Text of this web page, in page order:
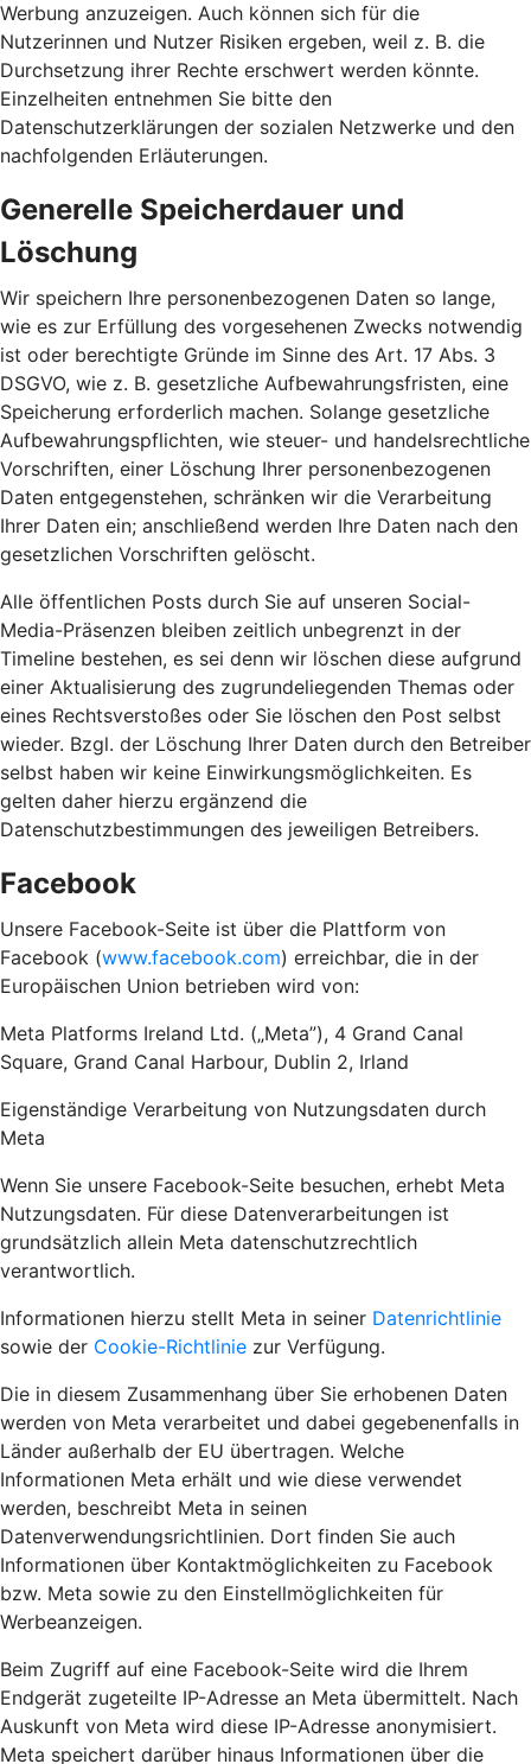
Werbung anzuzeigen. Auch können sich für die
Nutzerinnen und Nutzer Risiken ergeben, weil z. B. die
Durchsetzung ihrer Rechte erschwert werden könnte.
Einzelheiten entnehmen Sie bitte den
Datenschutzerklärungen der sozialen Netzwerke und den
nachfolgenden Erläuterungen.
Generelle Speicherdauer und
Löschung
Wir speichern Ihre personenbezogenen Daten so lange,
wie es zur Erfüllung des vorgesehenen Zwecks notwendig
ist oder berechtigte Gründe im Sinne des Art. 17 Abs. 3
DSGVO, wie z. B. gesetzliche Aufbewahrungsfristen, eine
Speicherung erforderlich machen. Solange gesetzliche
Aufbewahrungspflichten, wie steuer- und handelsrechtliche
Vorschriften, einer Löschung Ihrer personenbezogenen
Daten entgegenstehen, schränken wir die Verarbeitung
Ihrer Daten ein; anschließend werden Ihre Daten nach den
gesetzlichen Vorschriften gelöscht.
Alle öffentlichen Posts durch Sie auf unseren Social-
Media-Präsenzen bleiben zeitlich unbegrenzt in der
Timeline bestehen, es sei denn wir löschen diese aufgrund
einer Aktualisierung des zugrundeliegenden Themas oder
eines Rechtsverstoßes oder Sie löschen den Post selbst
wieder. Bzgl. der Löschung Ihrer Daten durch den Betreiber
selbst haben wir keine Einwirkungsmöglichkeiten. Es
gelten daher hierzu ergänzend die
Datenschutzbestimmungen des jeweiligen Betreibers.
Facebook
Unsere Facebook-Seite ist über die Plattform von
Facebook (www.facebook.com) erreichbar, die in der
Europäischen Union betrieben wird von:
Meta Platforms Ireland Ltd. („Meta”), 4 Grand Canal
Square, Grand Canal Harbour, Dublin 2, Irland
Eigenständige Verarbeitung von Nutzungsdaten durch
Meta
Wenn Sie unsere Facebook-Seite besuchen, erhebt Meta
Nutzungsdaten. Für diese Datenverarbeitungen ist
grundsätzlich allein Meta datenschutzrechtlich
verantwortlich.
Informationen hierzu stellt Meta in seiner Datenrichtlinie
sowie der Cookie-Richtlinie zur Verfügung.
Die in diesem Zusammenhang über Sie erhobenen Daten
werden von Meta verarbeitet und dabei gegebenenfalls in
Länder außerhalb der EU übertragen. Welche
Informationen Meta erhält und wie diese verwendet
werden, beschreibt Meta in seinen
Datenverwendungsrichtlinien. Dort finden Sie auch
Informationen über Kontaktmöglichkeiten zu Facebook
bzw. Meta sowie zu den Einstellmöglichkeiten für
Werbeanzeigen.
Beim Zugriff auf eine Facebook-Seite wird die Ihrem
Endgerät zugeteilte IP-Adresse an Meta übermittelt. Nach
Auskunft von Meta wird diese IP-Adresse anonymisiert.
Meta speichert darüber hinaus Informationen über die